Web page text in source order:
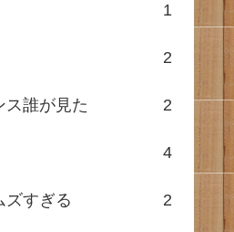
1
2
ス誰が見た 2
4
ズすぎる 2